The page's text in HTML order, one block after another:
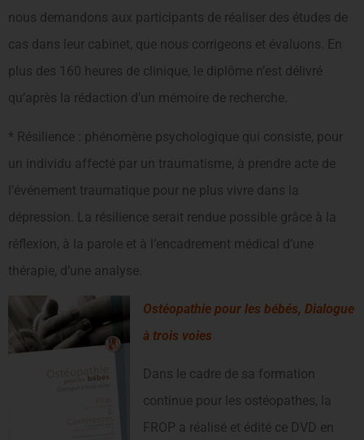
nous demandons aux participants de réaliser des études de
cas dans leur cabinet, que nous corrigeons et évaluons. En
plus des 160 heures de clinique, le diplôme n’est délivré
qu’après la rédaction d’un mémoire de recherche.
* Résilience : phénomène psychologique qui consiste, pour
un individu affecté par un traumatisme, à prendre acte de
l’événement traumatique pour ne plus vivre dans la
dépression. La résilience serait rendue possible grâce à la
réflexion, à la parole et à l’encadrement médical d’une
thérapie, d’une analyse.
Ostéopathie pour les bébés, Dialogue
à trois voies
Dans le cadre de sa formation
continue pour les ostéopathes, la
FROP a réalisé et édité ce DVD en